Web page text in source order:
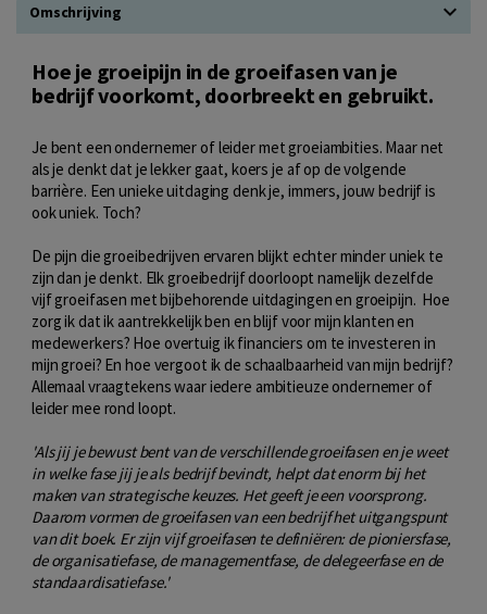
Omschrijving
Hoe je groeipijn in de groeifasen van je
bedrijf voorkomt, doorbreekt en gebruikt.
Je bent een ondernemer of leider met groeiambities. Maar net
als je denkt dat je lekker gaat, koers je af op de volgende
barrière. Een unieke uitdaging denk je, immers, jouw bedrijf is
ook uniek. Toch?
De pijn die groeibedrijven ervaren blijkt echter minder uniek te
zijn dan je denkt. Elk groeibedrijf doorloopt namelijk dezelfde
vijf groeifasen met bijbehorende uitdagingen en groeipijn. Hoe
zorg ik dat ik aantrekkelijk ben en blijf voor mijn klanten en
medewerkers? Hoe overtuig ik financiers om te investeren in
mijn groei? En hoe vergoot ik de schaalbaarheid van mijn bedrijf?
Allemaal vraagtekens waar iedere ambitieuze ondernemer of
leider mee rond loopt.
'Als jij je bewust bent van de verschillende groeifasen en je weet
in welke fase jij je als bedrijf bevindt, helpt dat enorm bij het
maken van strategische keuzes. Het geeft je een voorsprong.
Daarom vormen de groeifasen van een bedrijf het uitgangspunt
van dit boek. Er zijn vijf groeifasen te definiëren: de pioniersfase,
de organisatiefase, de managementfase, de delegeerfase en de
standaardisatiefase.'